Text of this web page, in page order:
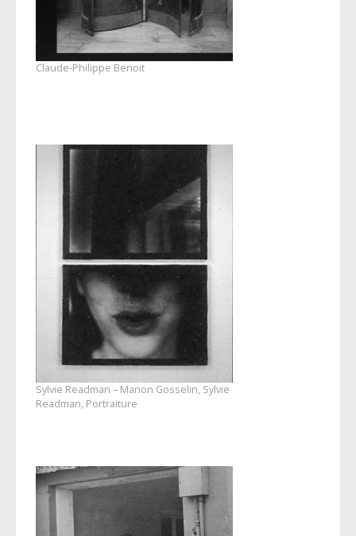
Claude-Philippe Benoit
Sylvie Readman – Manon Gosselin, Sylvie
Readman, Portraiture